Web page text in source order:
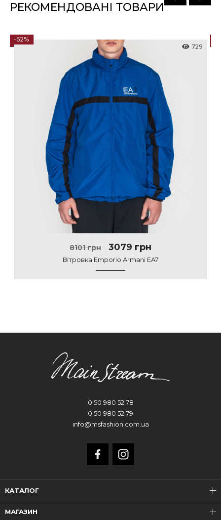
РЕКОМЕНДОВАНІ ТОВАРИ
-62%
8101 грн 3079 грн
Вітровка Emporio Armani EA7
729
КАТАЛОГ
МАГАЗИН
0 50 980 52 78
0 50 980 52 79
info@msfashion.com.ua